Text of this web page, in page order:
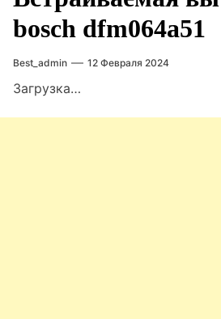
bosch dfm064a51
Best_admin 12 Февраля 2024
Загрузка…